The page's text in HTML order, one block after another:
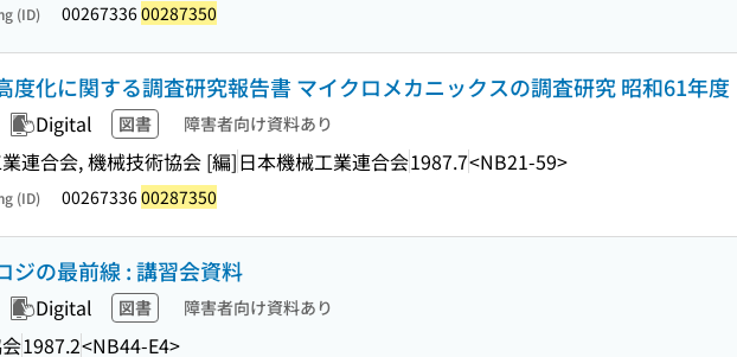
(ID) 0026733600287350
度化に関する調査研究報告書 マイクロメカニックスの調査研究 昭和61年度
Digital 図書 障害者向け資料あり
連合会, 機械技術協会 [編]日本機械工業連合会1987.7<NB21-59>
(ID) 0026733600287350
ジの最前線 : 講習会資料
Digital 図書 障害者向け資料あり
1987.2<NB44-E4>